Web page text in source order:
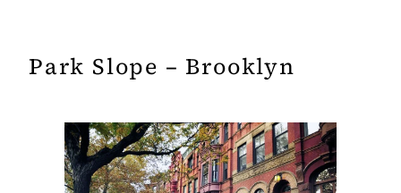
Park Slope – Brooklyn